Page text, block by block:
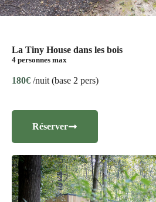
La Tiny House dans les bois
4 personnes max
180€ /nuit (base 2 pers)
Réserver